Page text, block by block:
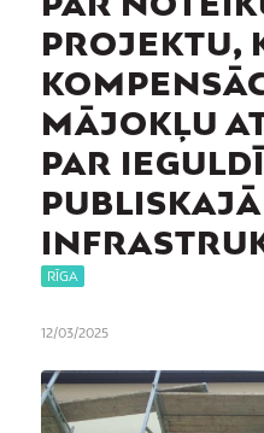
PROJEKTU,
MĀJOKĻU
PAR
PUBLISKAJĀ
RĪGA
12/03/2025